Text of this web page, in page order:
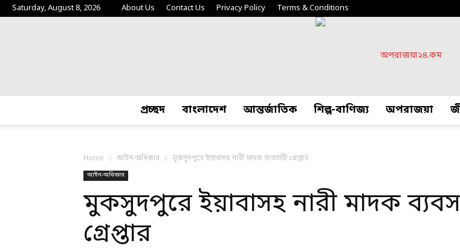
Saturday, August 8, 2026 About Us Contact Us Privacy Policy Terms & Conditions
প্রচ্ছদ বাংলাদেশ আন্তর্জাতিক শিল্প-বাণিজ্য অপরাজয়া
Home আইন-অধিকার মুকসুদপুরে ইয়াবাসহ নারী মাদক ব্যবসায়ী গ্রেপ্তার
আইন-অধিকার
মুকসুদপুরে ইয়াবাসহ নারী মাদক
গ্রেপ্তার